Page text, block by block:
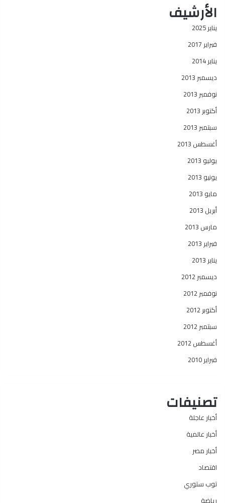
الأرشيف
يناير 2025
فبراير 2017
يناير 2014
ديسمبر 2013
نوفمبر 2013
أكتوبر 2013
سبتمبر 2013
أغسطس 2013
يوليو 2013
يونيو 2013
مايو 2013
أبريل 2013
مارس 2013
فبراير 2013
يناير 2013
ديسمبر 2012
نوفمبر 2012
أكتوبر 2012
سبتمبر 2012
أغسطس 2012
فبراير 2010
تصنيفات
أخبار عاجلة
أخبار عالمية
أخبار مصر
اقتصاد
توب ستوري
رياضة